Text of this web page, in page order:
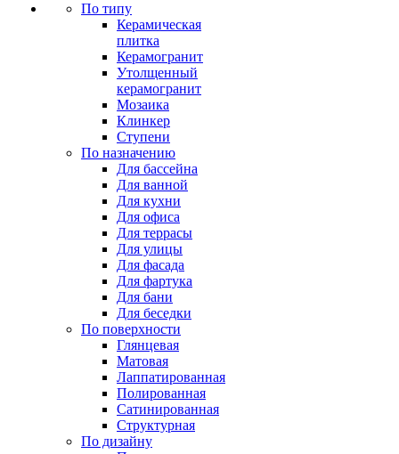
По типу
Керамическая
плитка
Керамогранит
Утолщенный
керамогранит
Мозаика
Клинкер
Ступени
По назначению
Для бассейна
Для ванной
Для кухни
Для офиса
Для террасы
Для улицы
Для фасада
Для фартука
Для бани
Для беседки
По поверхности
Глянцевая
Матовая
Лаппатированная
Полированная
Сатинированная
Структурная
По дизайну